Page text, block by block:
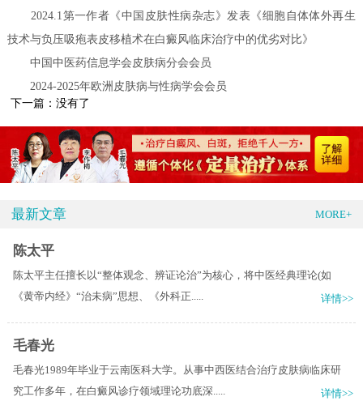
2024.1第一作者《中国皮肤性病杂志》发表《细胞自体体外再生
技术与负压吸疱表皮移植术在白癜风临床治疗中的优劣对比》
中国中医药信息学会皮肤病分会会员
2024-2025年欧洲皮肤病与性病学会会员
下一篇：没有了
最新文章 MORE+
陈太平
陈太平主任擅长以“整体观念、辨证论治”为核心，将中医经典理论(如
《黄帝内经》“治未病”思想、《外科正.....
详情>>
毛春光
毛春光1989年毕业于云南医科大学。从事中西医结合治疗皮肤病临床研
究工作多年，在白癜风诊疗领域理论功底深.....
详情>>